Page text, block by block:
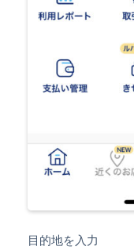
目的地を入力